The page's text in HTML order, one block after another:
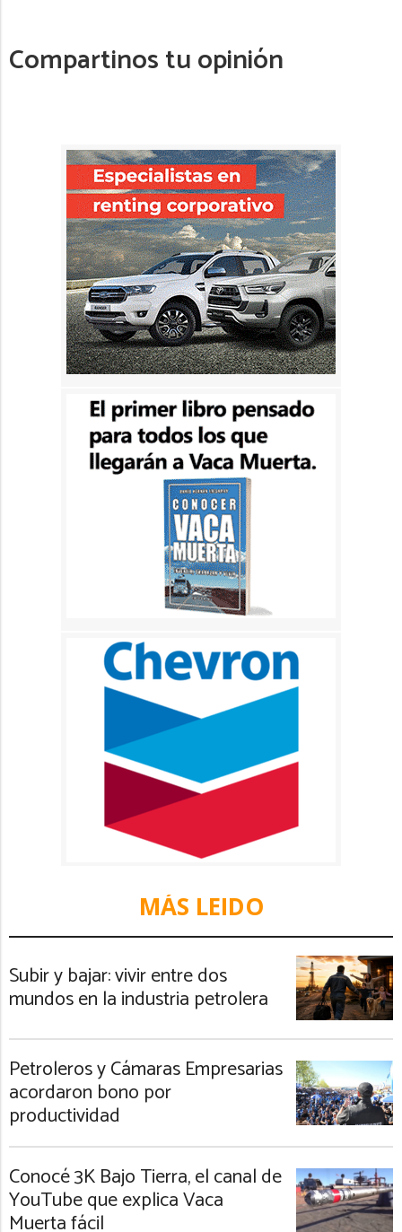
Compartinos tu opinión
MÁS LEIDO
Subir y bajar: vivir entre dos
mundos en la industria petrolera
Petroleros y Cámaras Empresarias
acordaron bono por
productividad
Conocé 3K Bajo Tierra, el canal de
YouTube que explica Vaca
Muerta fácil